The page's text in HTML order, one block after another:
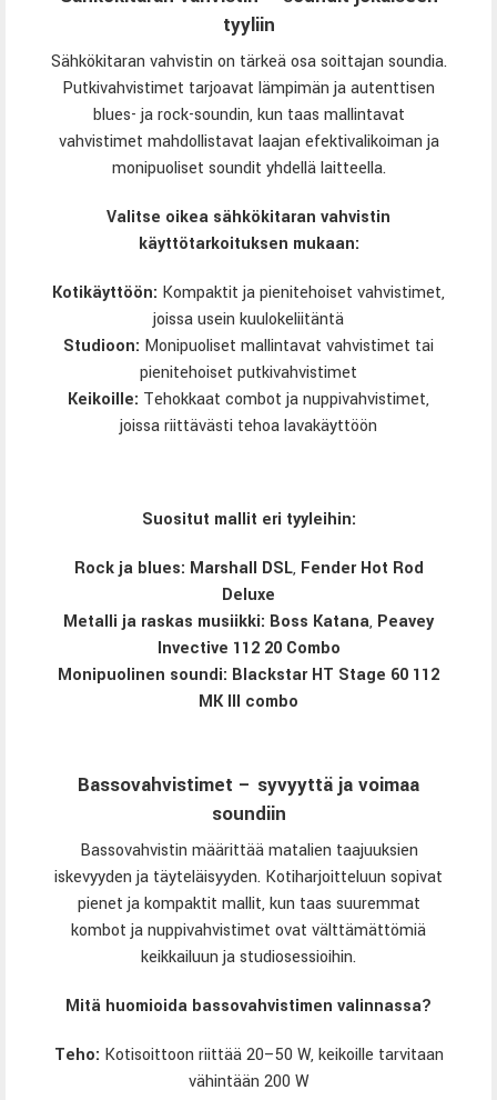
tyyliin
Sähkökitaran vahvistin on tärkeä osa soittajan soundia.
Putkivahvistimet tarjoavat lämpimän ja autenttisen
blues- ja rock-soundin, kun taas mallintavat
vahvistimet mahdollistavat laajan efektivalikoiman ja
monipuoliset soundit yhdellä laitteella.
Valitse oikea sähkökitaran vahvistin
käyttötarkoituksen mukaan:
Kotikäyttöön: Kompaktit ja pienitehoiset vahvistimet,
joissa usein kuulokeliitäntä
Studioon: Monipuoliset mallintavat vahvistimet tai
pienitehoiset putkivahvistimet
Keikoille: Tehokkaat combot ja nuppivahvistimet,
joissa riittävästi tehoa lavakäyttöön
Suositut mallit eri tyyleihin:
Rock ja blues: Marshall DSL, Fender Hot Rod
Deluxe
Metalli ja raskas musiikki: Boss Katana, Peavey
Invective 112 20 Combo
Monipuolinen soundi: Blackstar HT Stage 60 112
MK III combo
Bassovahvistimet – syvyyttä ja voimaa
soundiin
Bassovahvistin määrittää matalien taajuuksien
iskevyyden ja täyteläisyyden. Kotiharjoitteluun sopivat
pienet ja kompaktit mallit, kun taas suuremmat
kombot ja nuppivahvistimet ovat välttämättömiä
keikkailuun ja studiosessioihin.
Mitä huomioida bassovahvistimen valinnassa?
Teho: Kotisoittoon riittää 20–50 W, keikoille tarvitaan
vähintään 200 W